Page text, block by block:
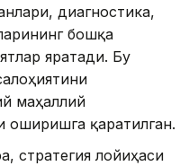
диагностика,
бошқа
яратади. Бу
маҳаллий
оширишга қаратилган.
стратегия лойиҳаси